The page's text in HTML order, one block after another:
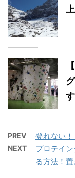
PREV 登れない
NEXT
プロテイ
る方法！